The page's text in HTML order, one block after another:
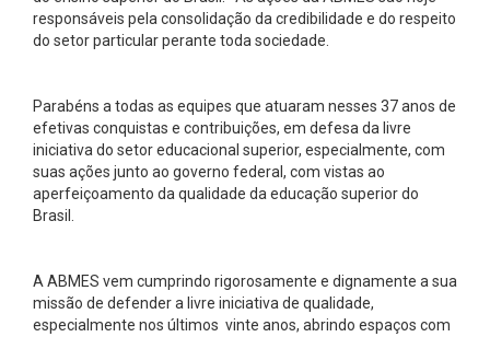
responsáveis pela consolidação da credibilidade e do respeito
do setor particular perante toda sociedade.
Parabéns a todas as equipes que atuaram nesses 37 anos de
efetivas conquistas e contribuições, em defesa da livre
iniciativa do setor educacional superior, especialmente, com
suas ações junto ao governo federal, com vistas ao
aperfeiçoamento da qualidade da educação superior do
Brasil.
A ABMES vem cumprindo rigorosamente e dignamente a sua
missão de defender a livre iniciativa de qualidade,
especialmente nos últimos vinte anos, abrindo espaços com